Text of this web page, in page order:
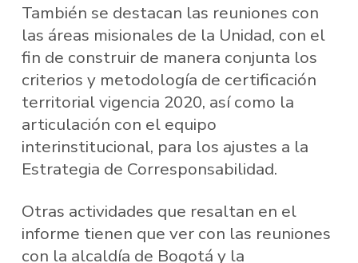
También se destacan las reuniones con
las áreas misionales de la Unidad, con el
fin de construir de manera conjunta los
criterios y metodología de certificación
territorial vigencia 2020, así como la
articulación con el equipo
interinstitucional, para los ajustes a la
Estrategia de Corresponsabilidad.
Otras actividades que resaltan en el
informe tienen que ver con las reuniones
con la alcaldía de Bogotá y la